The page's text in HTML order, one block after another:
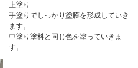
上塗り
手塗りでしっかり塗膜を形成していき
ます。
中塗り塗料と同じ色を塗っていきま
す。